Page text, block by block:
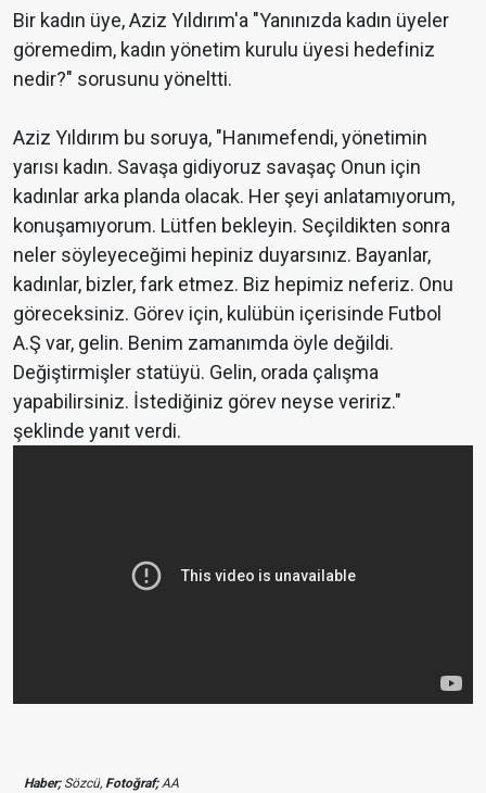
Bir kadın üye, Aziz Yıldırım'a "Yanınızda kadın üyeler
göremedim, kadın yönetim kurulu üyesi hedefiniz
nedir?" sorusunu yöneltti.
Aziz Yıldırım bu soruya, "Hanımefendi, yönetimin
yarısı kadın. Savaşa gidiyoruz savaşaç Onun için
kadınlar arka planda olacak. Her şeyi anlatamıyorum,
konuşamıyorum. Lütfen bekleyin. Seçildikten sonra
neler söyleyeceğimi hepiniz duyarsınız. Bayanlar,
kadınlar, bizler, fark etmez. Biz hepimiz neferiz. Onu
göreceksiniz. Görev için, kulübün içerisinde Futbol
A.Ş var, gelin. Benim zamanımda öyle değildi.
Değiştirmişler statüyü. Gelin, orada çalışma
yapabilirsiniz. İstediğiniz görev neyse veririz."
şeklinde yanıt verdi.
Haber;Sözcü, Fotoğraf;AA